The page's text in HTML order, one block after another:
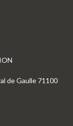
de Gaulle 71100